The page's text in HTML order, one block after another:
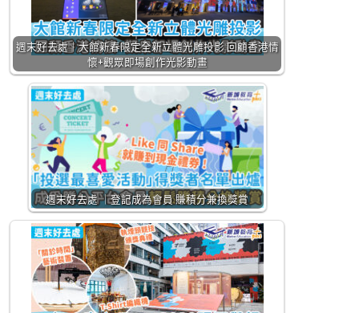
週末好去處｜大館新春限定全新立體光雕投影 回顧香港情
懷+觀眾即場創作光影動畫
週末好去處 ｜登記成為會員 賺積分兼換獎賞